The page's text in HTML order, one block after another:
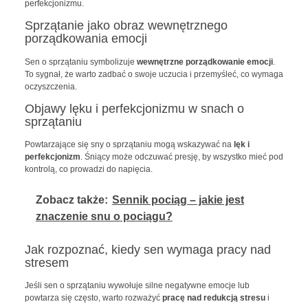
perfekcjonizmu.
Sprzątanie jako obraz wewnętrznego
porządkowania emocji
Sen o sprzątaniu symbolizuje wewnętrzne porządkowanie emocji.
To sygnał, że warto zadbać o swoje uczucia i przemyśleć, co wymaga
oczyszczenia.
Objawy lęku i perfekcjonizmu w snach o
sprzątaniu
Powtarzające się sny o sprzątaniu mogą wskazywać na lęk i
perfekcjonizm. Śniący może odczuwać presję, by wszystko mieć pod
kontrolą, co prowadzi do napięcia.
Zobacz także: Sennik pociąg – jakie jest
znaczenie snu o pociągu?
Jak rozpoznać, kiedy sen wymaga pracy nad
stresem
Jeśli sen o sprzątaniu wywołuje silne negatywne emocje lub
powtarza się często, warto rozważyć pracę nad redukcją stresui